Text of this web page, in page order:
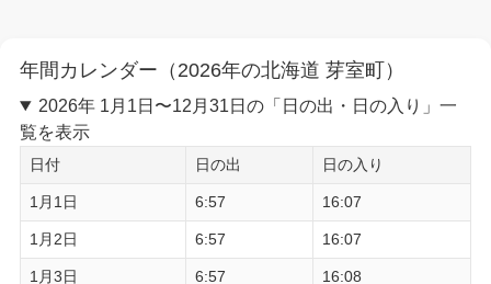
年間カレンダー（2026年の北海道 芽室町）
2026年 1月1日〜12月31日の「日の出・日の入り」一
覧を表示
日付 日の出 日の入り
1月1日 6:57 16:07
1月2日 6:57 16:07
1月3日 6:57 16:08